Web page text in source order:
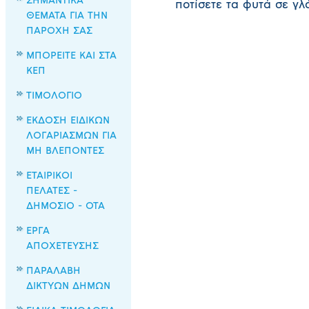
ΘΕΜΑΤΑ ΓΙΑ ΤΗΝ
ΠΑΡΟΧΗ ΣΑΣ
ΜΠΟΡΕΙΤΕ ΚΑΙ ΣΤΑ
ΚΕΠ
ΤΙΜΟΛΟΓΙΟ
ΕΚΔΟΣΗ ΕΙΔΙΚΩΝ
ΛΟΓΑΡΙΑΣΜΩΝ ΓΙΑ
ΜΗ ΒΛΕΠΟΝΤΕΣ
ΕΤΑΙΡΙΚΟΙ
ΠΕΛΑΤΕΣ -
ΔΗΜΟΣΙΟ - ΟΤΑ
ΕΡΓΑ
ΑΠΟΧΕΤΕΥΣΗΣ
ΠΑΡΑΛΑΒΗ
ΔΙΚΤΥΩΝ ΔΗΜΩΝ
ποτίσετε τα φυτά σε